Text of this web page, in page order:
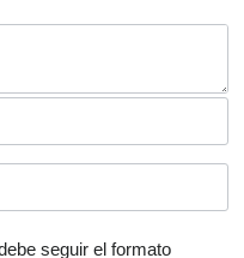
seguir el formato